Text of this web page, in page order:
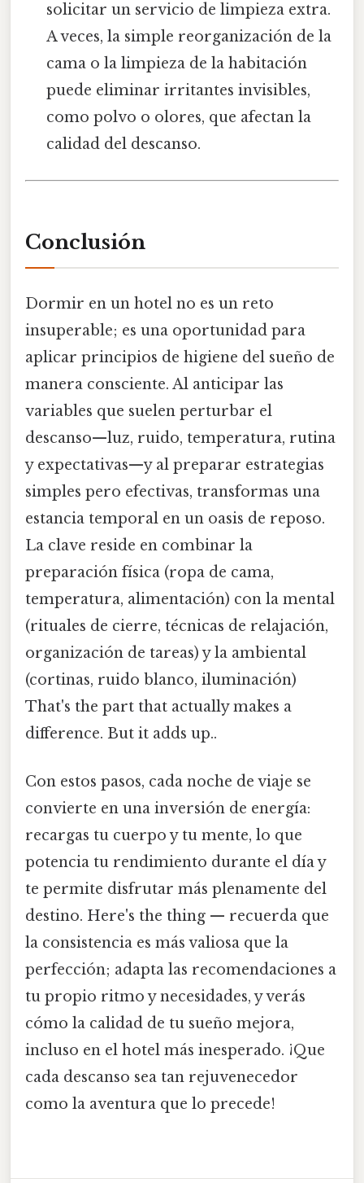
solicitar un servicio de limpieza extra.
A veces, la simple reorganización de la
cama o la limpieza de la habitación
puede eliminar irritantes invisibles,
como polvo o olores, que afectan la
calidad del descanso.
Conclusión
Dormir en un hotel no es un reto
insuperable; es una oportunidad para
aplicar principios de higiene del sueño de
manera consciente. Al anticipar las
variables que suelen perturbar el
descanso—luz, ruido, temperatura, rutina
y expectativas—y al preparar estrategias
simples pero efectivas, transformas una
estancia temporal en un oasis de reposo.
La clave reside en combinar la
preparación física (ropa de cama,
temperatura, alimentación) con la mental
(rituales de cierre, técnicas de relajación,
organización de tareas) y la ambiental
(cortinas, ruido blanco, iluminación)
That's the part that actually makes a
difference. But it adds up..
Con estos pasos, cada noche de viaje se
convierte en una inversión de energía:
recargas tu cuerpo y tu mente, lo que
potencia tu rendimiento durante el día y
te permite disfrutar más plenamente del
destino. Here's the thing — recuerda que
la consistencia es más valiosa que la
perfección; adapta las recomendaciones a
tu propio ritmo y necesidades, y verás
cómo la calidad de tu sueño mejora,
incluso en el hotel más inesperado. ¡Que
cada descanso sea tan rejuvenecedor
como la aventura que lo precede!